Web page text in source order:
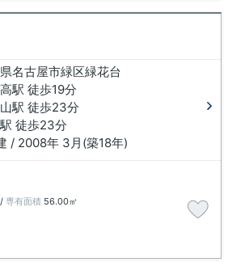
名古屋市緑区緑花台
駅 徒歩19分
駅 徒歩23分
徒歩23分
/ 2008年 3月(築18年)
専有面積 56.00㎡